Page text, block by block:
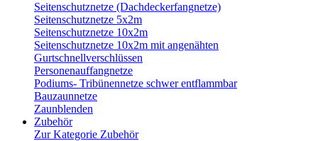
Seitenschutznetze (Dachdeckerfangnetze)
Seitenschutznetze 5x2m
Seitenschutznetze 10x2m
Seitenschutznetze 10x2m mit angenähten
Gurtschnellverschlüssen
Personenauffangnetze
Podiums- Tribünennetze schwer entflammbar
Bauzaunnetze
Zaunblenden
Zubehör
Zur Kategorie Zubehör